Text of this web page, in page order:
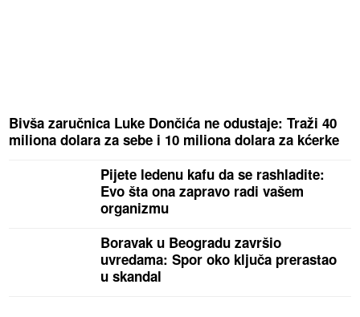
Bivša zaručnica Luke Dončića ne odustaje: Traži 40
miliona dolara za sebe i 10 miliona dolara za kćerke
Pijete ledenu kafu da se rashladite:
Evo šta ona zapravo radi vašem
organizmu
Boravak u Beogradu završio
uvredama: Spor oko ključa prerastao
u skandal